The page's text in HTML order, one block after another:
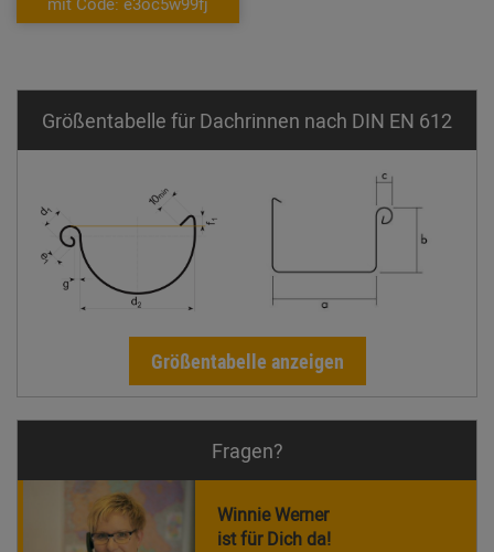
Größentabelle für Dachrinnen nach DIN EN 612
Größentabelle anzeigen
Fragen?
Winnie Werner
ist für Dich da!